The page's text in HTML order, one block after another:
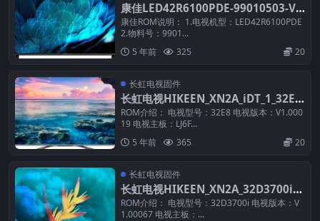
康佳LED42R6100PDE-99010503-V1.
0.09_U盘刷机固件
康佳ROM说明： 1.电视机型：LED42R6100PDE
2.物料号：9901...
5 年前
325 20
长虹电视固件
长虹电视HIKEEN_XN2A_iDT_1_32E8
_LJ6F_V1.00019U盘固件刷机包
ROM介绍： 电视型号：32E8 电视版本：V1.000
19 电视主板：LJ6F...
5 年前
365 20
长虹电视固件
长虹电视HIKEEN_XN2A_32D3700i_L
J5C_V1.00067U盘固件刷机包
ROM介绍： 电视型号：32D3700i 电视版本：V
1.00067 电视主板：...